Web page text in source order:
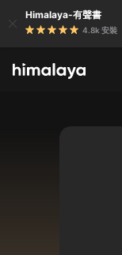
Himalaya-有聲書
4.8k 安裝